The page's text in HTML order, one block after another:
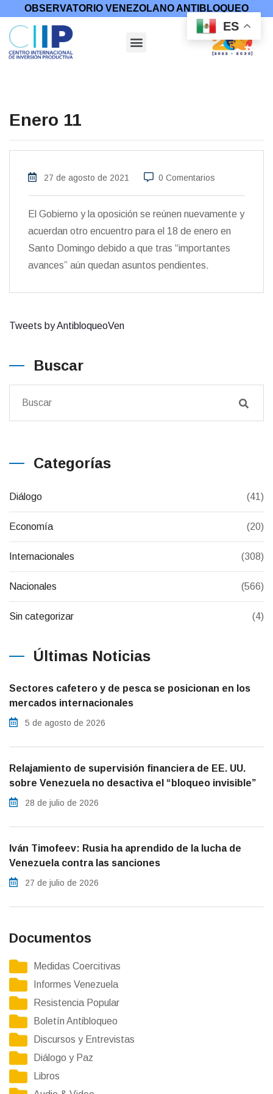
OBSERVATORIO VENEZOLANO ANTIBLOQUEO
Enero 11
27 de agosto de 2021 0 Comentarios
El Gobierno y la oposición se reúnen nuevamente y
acuerdan otro encuentro para el 18 de enero en
Santo Domingo debido a que tras “importantes
avances” aún quedan asuntos pendientes.
Tweets by AntibloqueoVen
Buscar
Categorías
Diálogo (41)
Economía (20)
Internacionales (308)
Nacionales (566)
Sin categorizar (4)
Últimas Noticias
Sectores cafetero y de pesca se posicionan en los
mercados internacionales
5 de agosto de 2026
Relajamiento de supervisión financiera de EE. UU.
sobre Venezuela no desactiva el “bloqueo invisible”
28 de julio de 2026
Iván Timofeev: Rusia ha aprendido de la lucha de
Venezuela contra las sanciones
27 de julio de 2026
Documentos
Medidas Coercitivas
Informes Venezuela
Resistencia Popular
Boletín Antibloqueo
Discursos y Entrevistas
Diálogo y Paz
Libros
ES